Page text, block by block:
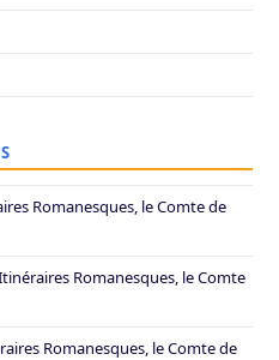
Romanesques, le Comte de
Romanesques, le Comte
Romanesques, le Comte de